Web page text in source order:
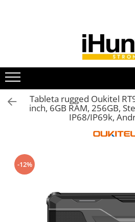
TELEFOANE & TABLETE IHUNT
Telefoane iHunt
Smartphone
Telefoane Rezistente
Telefoane Butoane
Accesorii telefoane
Huse protectie
Accesorii smartwatch
ELECTROCASNICE
Tableta rugged Oukitel
inch, 6GB RAM, 256GB,
IP68/IP69k,
-12%